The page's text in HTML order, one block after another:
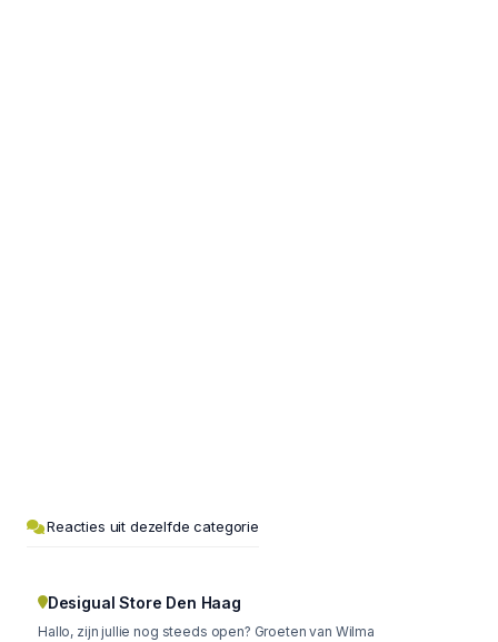
Reacties uit dezelfde categorie
Desigual Store Den Haag
Hallo, zijn jullie nog steeds open? Groeten van Wilma